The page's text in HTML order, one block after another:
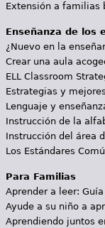
Extensión a familias
Enseñanza de los
¿Nuevo en la
Crear una aula
ELL Classroom
Estrategias y
Lenguaje y
Instrucción de la
Instrucción del área
Los Estándares
Para Familias
Aprender a leer:
Ayude a su niño a
Aprendiendo juntos